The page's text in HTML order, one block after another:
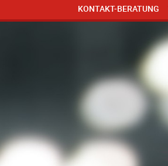
KONTAKT-BERATUNG